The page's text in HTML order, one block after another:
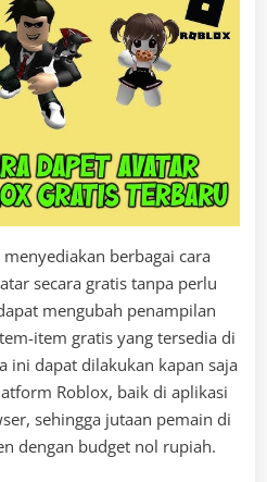
berbagai cara
secara gratis tanpa perlu
mengubah penampilan
item gratis yang tersedia di
ini dapat dilakukan kapan saja
Roblox, baik di aplikasi
sehingga jutaan pemain di
dengan budget nol rupiah.